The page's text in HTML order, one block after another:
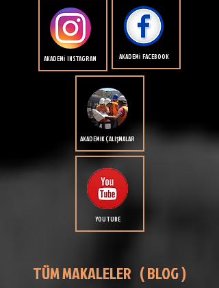
AKADEMİ INSTAGRAM AKADEMİ FACEBOOK
AKADEMİK ÇALIŞMALAR
YOUTUBE
TÜM MAKALELER ( BLOG )